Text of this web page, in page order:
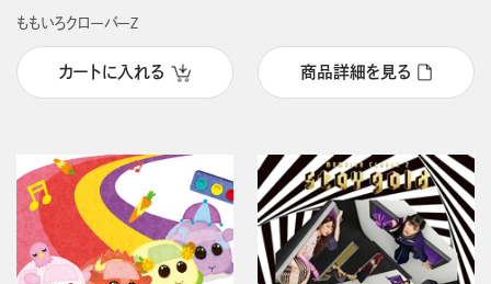
ももいろクローバーＺ
カートに入れる 商品詳細を見る